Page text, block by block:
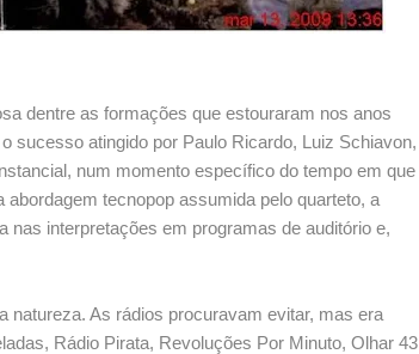
dentre as formações que estouraram nos anos
sucesso atingido por Paulo Ricardo, Luiz Schiavon,
num momento específico do tempo em que
tecnopop assumida pelo quarteto, a
nas interpretações em programas de auditório e,
natureza. As rádios procuravam evitar, mas era
Rádio Pirata, Revoluções Por Minuto, Olhar 43